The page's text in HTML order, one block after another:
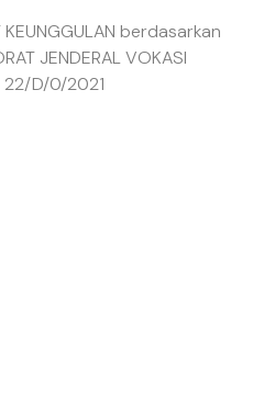
berdasarkan
JENDERAL VOKASI
22/D/0/2021